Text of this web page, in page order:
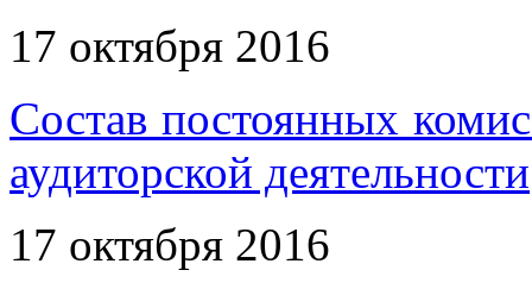
17 октября 2016
Состав постоянных
аудиторской деятельности
17 октября 2016